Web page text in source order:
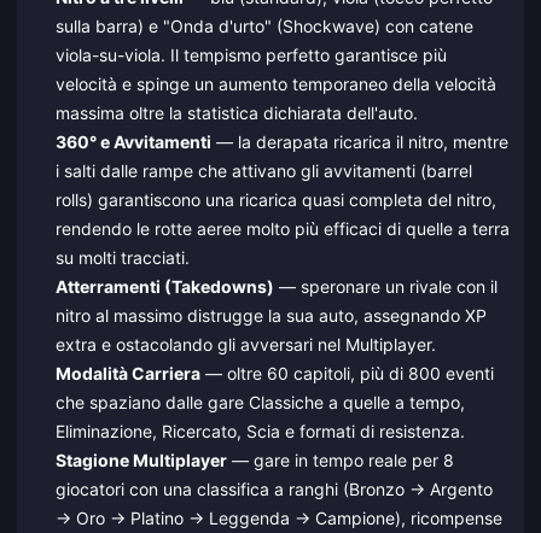
sulla barra) e "Onda d'urto" (Shockwave) con catene
viola-su-viola. Il tempismo perfetto garantisce più
velocità e spinge un aumento temporaneo della velocità
massima oltre la statistica dichiarata dell'auto.
360° e Avvitamenti — la derapata ricarica il nitro, mentre
i salti dalle rampe che attivano gli avvitamenti (barrel
rolls) garantiscono una ricarica quasi completa del nitro,
rendendo le rotte aeree molto più efficaci di quelle a terra
su molti tracciati.
Atterramenti (Takedowns) — speronare un rivale con il
nitro al massimo distrugge la sua auto, assegnando XP
extra e ostacolando gli avversari nel Multiplayer.
Modalità Carriera— oltre 60 capitoli, più di 800 eventi
che spaziano dalle gare Classiche a quelle a tempo,
Eliminazione, Ricercato, Scia e formati di resistenza.
Stagione Multiplayer— gare in tempo reale per 8
giocatori con una classifica a ranghi (Bronzo → Argento
→ Oro → Platino → Leggenda → Campione), ricompense